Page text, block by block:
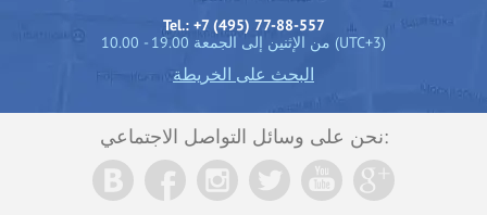
البحث على الخريطة
Tel.: +7 (495) 77-88-557
10.00 - 19.00 من الإثنين إلى الجمعة (UTC+3)
نحن على وسائل التواصل الاجتماعي: